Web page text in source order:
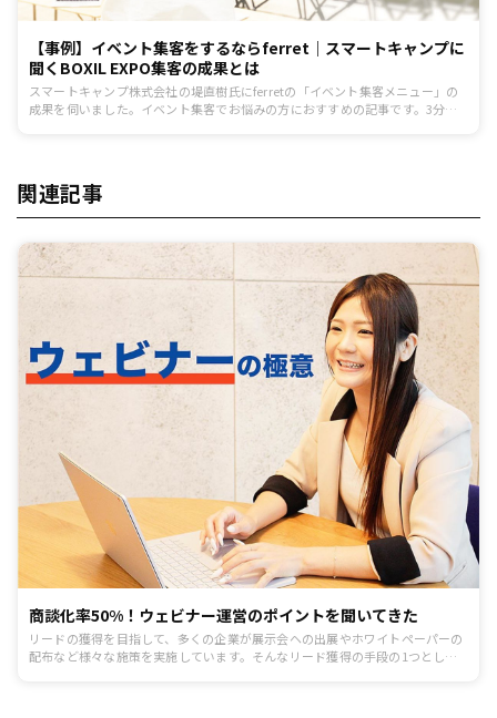
【事例】イベント集客をするならferret｜スマートキャンプに
聞くBOXIL EXPO集客の成果とは
スマートキャンプ株式会社の堤直樹氏にferretの「イベント集客メニュー」の
成果を伺いました。イベント集客でお悩みの方におすすめの記事です。3分ほ
関連記事
商談化率50%！ウェビナー運営のポイントを聞いてきた
リードの獲得を目指して、多くの企業が展示会ヘの出展やホワイトペーパーの
配布など様々な施策を実施しています。そんなリード獲得の手段の1つとして